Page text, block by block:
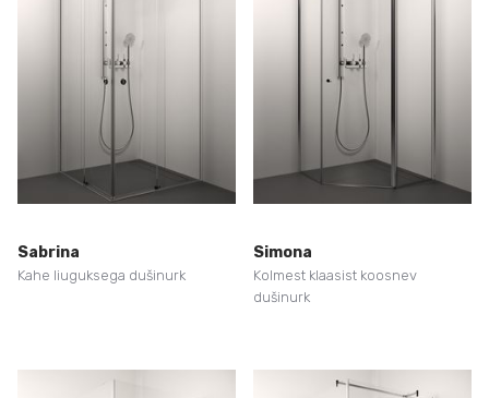
Sabrina
Kahe liuguksega dušinurk
Simona
Kolmest klaasist koosnev
dušinurk